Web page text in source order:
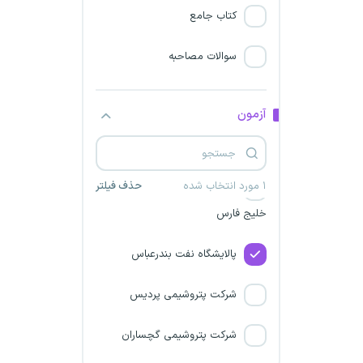
کتاب جامع
سوالات مصاحبه
آزمون
۱ مورد انتخاب شده حذف فیلتر
امام خمینی
سازمان ملی زمین و مسکن
شرکت‌ پالایش گاز یادآوران
خلیج فارس
پالایشگاه نفت بندرعباس
شرکت پتروشیمی پردیس
شرکت‌ پتروشیمی گچساران